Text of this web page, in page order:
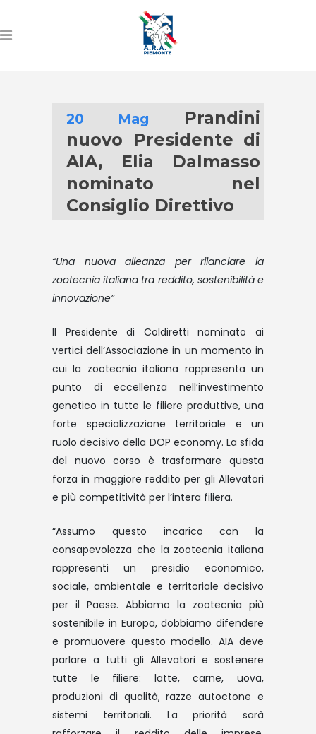
20 Mag
Prandini
nuovo Presidente di
AIA, Elia Dalmasso
nominato nel
Consiglio Direttivo
“Una nuova alleanza per rilanciare la
zootecnia italiana tra reddito, sostenibilità e
innovazione”
Il Presidente di Coldiretti nominato ai
vertici dell’Associazione in un momento in
cui la zootecnia italiana rappresenta un
punto di eccellenza nell’investimento
genetico in tutte le filiere produttive, una
forte specializzazione territoriale e un
ruolo decisivo della DOP economy. La sfida
del nuovo corso è trasformare questa
forza in maggiore reddito per gli Allevatori
e più competitività per l’intera filiera.
“Assumo questo incarico con la
consapevolezza che la zootecnia italiana
rappresenti un presidio economico,
sociale, ambientale e territoriale decisivo
per il Paese. Abbiamo la zootecnia più
sostenibile in Europa, dobbiamo difendere
e promuovere questo modello. AIA deve
parlare a tutti gli Allevatori e sostenere
tutte le filiere: latte, carne, uova,
produzioni di qualità, razze autoctone e
sistemi territoriali. La priorità sarà